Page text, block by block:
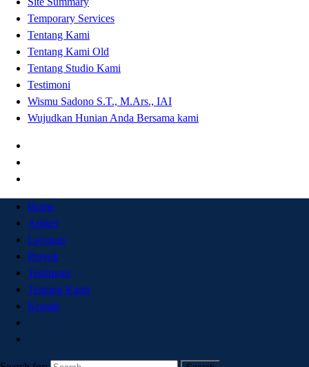
Temporary Services
Tentang Kami
Tentang Kami Old
Tentang Studio Kami
Testimoni
Wismu Sadono S.T., M.Ars., IAI
Wujudkan Hunian Anda Bersama kami
Home
Artikel
Layanan
Proyek
Testimoni
Tentang Kami
Kontak